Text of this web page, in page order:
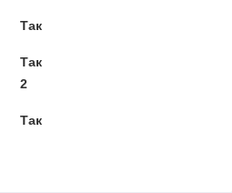
Так
Так
2
Так